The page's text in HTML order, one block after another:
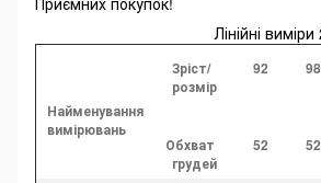
Лінійні
Найменування
вимірювань
Зріст/
розмір
92 98
Обхват
грудей
52 52